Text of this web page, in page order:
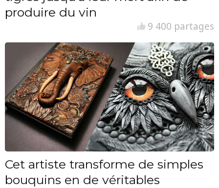
produire du vin
9 400 partages
Cet artiste transforme de simples
bouquins en de véritables